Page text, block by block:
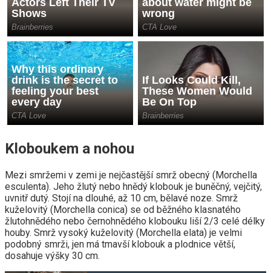
Kloboukem a nohou
Mezi smržemi v zemi je nejčastější smrž obecný (Morchella
esculenta). Jeho žlutý nebo hnědý klobouk je buněčný, vejčitý,
uvnitř dutý. Stojí na dlouhé, až 10 cm, bělavé noze. Smrž
kuželovitý (Morchella conica) se od běžného klasnatého
žlutohnědého nebo černohnědého klobouku liší 2/3 celé délky
houby. Smrž vysoký kuželovitý (Morchella elata) je velmi
podobný smrži, jen má tmavší klobouk a plodnice větší,
dosahuje výšky 30 cm.